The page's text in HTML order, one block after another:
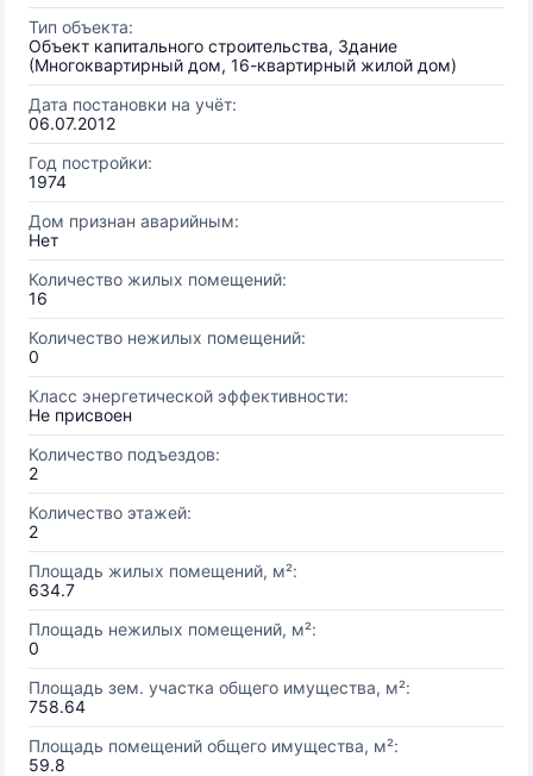
Тип объекта:
Объект капитального строительства, Здание
(Многоквартирный дом, 16-квартирный жилой дом)
Дата постановки на учёт:
06.07.2012
Год постройки:
1974
Дом признан аварийным:
Нет
Количество жилых помещений:
16
Количество нежилых помещений:
0
Класс энергетической эффективности:
Не присвоен
Количество подъездов:
2
Количество этажей:
2
Площадь жилых помещений, м²:
634.7
Площадь нежилых помещений, м²:
0
Площадь зем. участка общего имущества, м²:
758.64
Площадь помещений общего имущества, м²:
59.8